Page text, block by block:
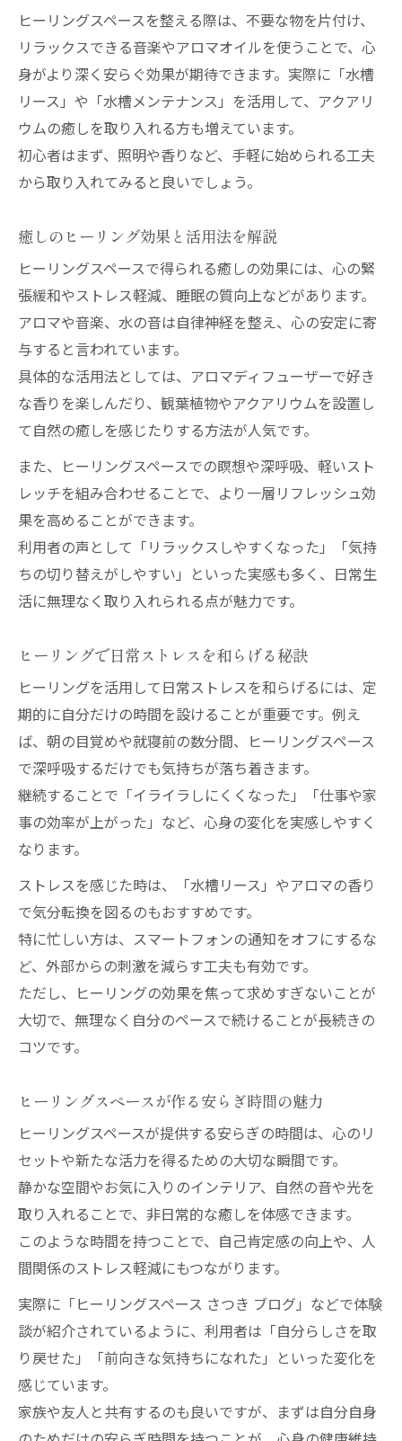
ヒーリングを活かした気分転換のポイント
ヒーリングで新たな活力を得るアイデア
リフレッシュに役立つヒーリング体験の魅
力
ヒーリングスペース選びのポイントを紹介
アクアリウムが彩る癒しの空間とは
ヒーリングスペースとアクアリウムの癒し
ヒーリングを高めるアクアリウムの役割
水槽メンテナンスで癒しを持続するコツ
アクアリウムが心身にもたらすヒーリング
効果
プライベート空間で叶う心のリセット法
ヒーリングで自宅に癒しの空間を作る方法
ヒーリングスペースで心をリセットする工
夫
ヒーリングを活用したプライベートケア術
自宅ヒーリングで心の疲れを癒すコツ
ヒーリングスペースの静けさが生む安心感
明日への活力をチャージする癒し時間
ヒーリングで明日も元気に過ごす秘訣
ヒーリングスペースで活力をチャージする
方法
ヒーリング体験がポジティブを生む理由
ヒーリングで毎日に活力をプラス
ヒーリングスペースを整える際は、不要な物を片付け、
リラックスできる音楽やアロマオイルを使うことで、心
身がより深く安らぐ効果が期待できます。実際に「水槽
リース」や「水槽メンテナンス」を活用して、アクアリ
ウムの癒しを取り入れる方も増えています。
初心者はまず、照明や香りなど、手軽に始められる工夫
から取り入れてみると良いでしょう。
癒しのヒーリング効果と活用法を解説
ヒーリングスペースで得られる癒しの効果には、心の緊
張緩和やストレス軽減、睡眠の質向上などがあります。
アロマや音楽、水の音は自律神経を整え、心の安定に寄
与すると言われています。
具体的な活用法としては、アロマディフューザーで好き
な香りを楽しんだり、観葉植物やアクアリウムを設置し
て自然の癒しを感じたりする方法が人気です。
また、ヒーリングスペースでの瞑想や深呼吸、軽いスト
レッチを組み合わせることで、より一層リフレッシュ効
果を高めることができます。
利用者の声として「リラックスしやすくなった」「気持
ちの切り替えがしやすい」といった実感も多く、日常生
活に無理なく取り入れられる点が魅力です。
ヒーリングで日常ストレスを和らげる秘訣
ヒーリングを活用して日常ストレスを和らげるには、定
期的に自分だけの時間を設けることが重要です。例え
ば、朝の目覚めや就寝前の数分間、ヒーリングスペース
で深呼吸するだけでも気持ちが落ち着きます。
継続することで「イライラしにくくなった」「仕事や家
事の効率が上がった」など、心身の変化を実感しやすく
なります。
ストレスを感じた時は、「水槽リース」やアロマの香り
で気分転換を図るのもおすすめです。
特に忙しい方は、スマートフォンの通知をオフにするな
ど、外部からの刺激を減らす工夫も有効です。
ただし、ヒーリングの効果を焦って求めすぎないことが
大切で、無理なく自分のペースで続けることが長続きの
コツです。
ヒーリングスペースが作る安らぎ時間の魅力
ヒーリングスペースが提供する安らぎの時間は、心のリ
セットや新たな活力を得るための大切な瞬間です。
静かな空間やお気に入りのインテリア、自然の音や光を
取り入れることで、非日常的な癒しを体感できます。
このような時間を持つことで、自己肯定感の向上や、人
間関係のストレス軽減にもつながります。
実際に「ヒーリングスペース さつき ブログ」などで体験
談が紹介されているように、利用者は「自分らしさを取
り戻せた」「前向きな気持ちになれた」といった変化を
感じています。
家族や友人と共有するのも良いですが、まずは自分自身